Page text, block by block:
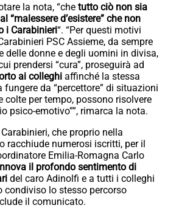
la nota, “che tutto ciò non sia
“malessere d’esistere” che non
i Carabinieri“. “Per questi motivi
PSC Assieme, da sempre
delle donne e degli uomini in divisa,
prendersi “cura”, proseguirà ad
ai colleghi affinché la stessa
da “percettore” di situazioni
colte per tempo, possono risolvere
psico-emotivo””, rimarca la nota.
che proprio nella
racchiude numerosi iscritti, per il
Emilia-Romagna Carlo
il profondo sentimento di
del caro Adinolfi e a tutti i colleghi
condiviso lo stesso percorso
il comunicato.